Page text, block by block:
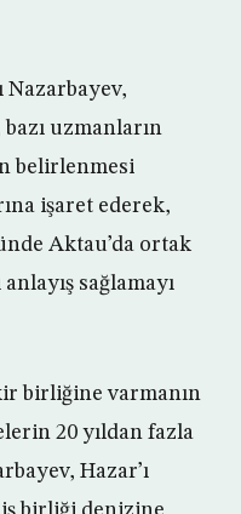
Nazarbayev,
uzmanların
belirlenmesi
işaret ederek,
Aktau’da ortak
sağlamayı
birliğine varmanın
20 yıldan fazla
Hazar’ı